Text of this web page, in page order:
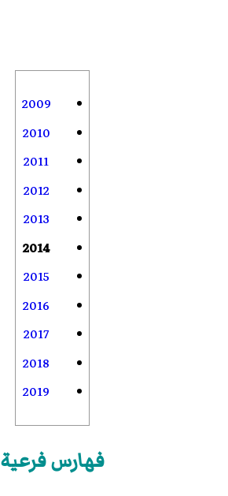
2009
2010
2011
2012
2013
2014
2015
2016
2017
2018
2019
فهارس فرعية